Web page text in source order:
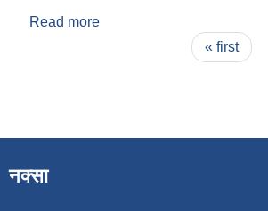
Read more
« first
नक्सा